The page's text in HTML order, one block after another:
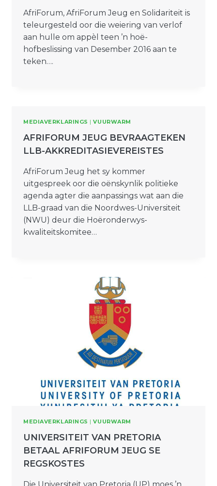
AfriForum, AfriForum Jeug en Solidariteit is
teleurgesteld oor die weiering van verlof
aan hulle om appèl teen ’n hoë-
hofbeslissing van Desember 2016 aan te
teken….
MEDIAVERKLARINGS |VUURWARM
AFRIFORUM JEUG BEVRAAGTEKEN
LLB-AKKREDITASIEVEREISTES
AfriForum Jeug het sy kommer
uitgespreek oor die oënskynlik politieke
agenda agter die aanpassings wat aan die
LLB-graad van die Noordwes-Universiteit
(NWU) deur die Hoëronderwys-
kwaliteitskomitee…
MEDIAVERKLARINGS |VUURWARM
UNIVERSITEIT VAN PRETORIA
BETAAL AFRIFORUM JEUG SE
REGSKOSTES